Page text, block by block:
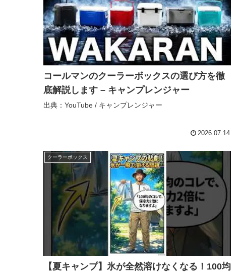
コールマンのクーラーボックスの選び方を徹
底解説します – キャンプレンジャー
出典：YouTube / キャンプレンジャー
2026.07.14
クーラーボックス
【夏キャンプ】氷が全然溶けなくなる！100均